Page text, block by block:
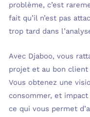
problème, c’est
fait qu’il n’est pas
trop tard dans
Avec Djaboo, vous
projet et au bon client
Vous obtenez une
consommer, et
ce qui vous permet